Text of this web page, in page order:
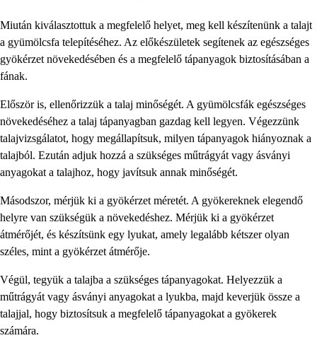
Miután kiválasztottuk a megfelelő helyet, meg kell készítenünk a talajt
a gyümölcsfa telepítéséhez. Az előkészületek segítenek az egészséges
gyökérzet növekedésében és a megfelelő tápanyagok biztosításában a
fának.
Először is, ellenőrizzük a talaj minőségét. A gyümölcsfák egészséges
növekedéséhez a talaj tápanyagban gazdag kell legyen. Végezzünk
talajvizsgálatot, hogy megállapítsuk, milyen tápanyagok hiányoznak a
talajból. Ezután adjuk hozzá a szükséges műtrágyát vagy ásványi
anyagokat a talajhoz, hogy javítsuk annak minőségét.
Másodszor, mérjük ki a gyökérzet méretét. A gyökereknek elegendő
helyre van szükségük a növekedéshez. Mérjük ki a gyökérzet
átmérőjét, és készítsünk egy lyukat, amely legalább kétszer olyan
széles, mint a gyökérzet átmérője.
Végül, tegyük a talajba a szükséges tápanyagokat. Helyezzük a
műtrágyát vagy ásványi anyagokat a lyukba, majd keverjük össze a
talajjal, hogy biztosítsuk a megfelelő tápanyagokat a gyökerek
számára.